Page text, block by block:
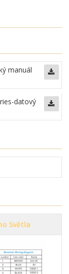
manuál
datový
Světla